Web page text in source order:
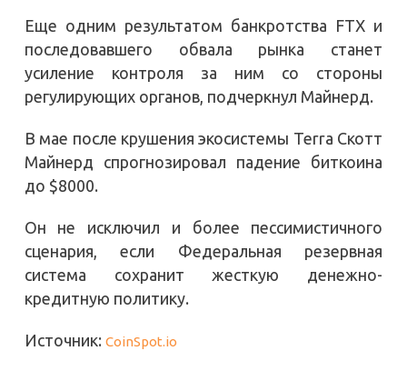
Еще одним результатом банкротства FTX и
последовавшего обвала рынка станет
усиление контроля за ним со стороны
регулирующих органов, подчеркнул Майнерд.
В мае после крушения экосистемы Terra Скотт
Майнерд спрогнозировал падение биткоина
до $8000.
Он не исключил и более пессимистичного
сценария, если Федеральная резервная
система сохранит жесткую денежно-
кредитную политику.
Источник: CoinSpot.io